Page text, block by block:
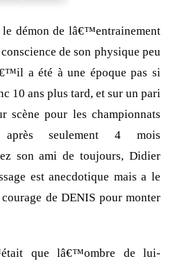
démon de lâ€™entrainement
de son physique peu
a été à une époque pas si
10 ans plus tard, et sur un pari
scène pour les championnats
seulement 4 mois
son ami de toujours, Didier
est anecdotique mais a le
de DENIS pour monter
que lâ€™ombre de lui-